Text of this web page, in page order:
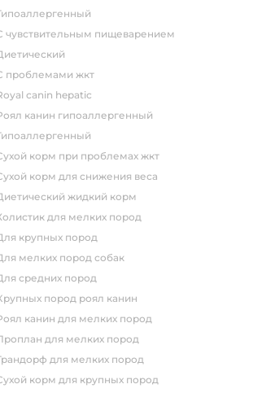
гипоаллергенный
с чувствительным пищеварением
диетический
с проблемами жкт
royal canin hepatic
роял канин гипоаллергенный
гипоаллергенный
сухой корм при проблемах жкт
сухой корм для снижения веса
диетический жидкий корм
холистик для мелких пород
для крупных пород
для мелких пород собак
для средних пород
крупных пород роял канин
роял канин для мелких пород
проплан для мелких пород
грандорф для мелких пород
сухой корм для крупных пород